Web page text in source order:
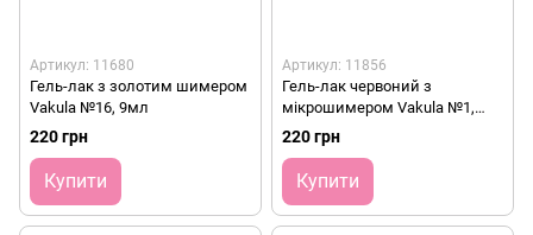
Артикул: 11680
Гель-лак з золотим шимером
Vakula №16, 9мл
220 грн
Купити
Артикул: 11856
Гель-лак червоний з
мікрошимером Vakula №1,
9мл
220 грн
Купити